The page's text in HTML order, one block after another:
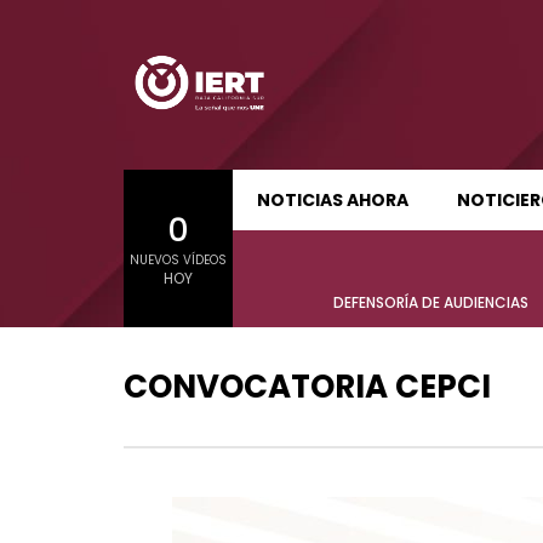
0
NUEVOS VÍDEOS
HOY
NOTICIAS AHORA
SUDCALIFORNIA HOY EDICIÓN MATUTINA
DEFENSORÍA DE AUDIENCIAS
01:21:47
Sudcalifornia Hoy edición matutina
CONVOCATORIA CEPCI